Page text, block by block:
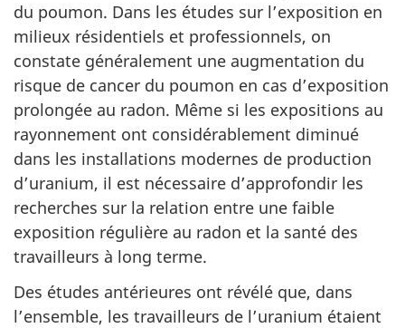
du poumon. Dans les études sur l’exposition en
milieux résidentiels et professionnels, on
constate généralement une augmentation du
risque de cancer du poumon en cas d’exposition
prolongée au radon. Même si les expositions au
rayonnement ont considérablement diminué
dans les installations modernes de production
d’uranium, il est nécessaire d’approfondir les
recherches sur la relation entre une faible
exposition régulière au radon et la santé des
travailleurs à long terme.
Des études antérieures ont révélé que, dans
l’ensemble, les travailleurs de l’uranium étaient